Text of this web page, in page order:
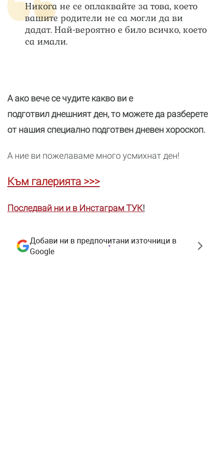
Никога не се оплаквайте за това, което
вашите родители не са могли да ви
дадат. Най-вероятно е било всичко, което
са имали.
А ако вече се чудите какво ви е
подготвил днешният ден, то можете да разберете
от нашия специално подготвен дневен хороскоп.
А ние ви пожелаваме много усмихнат ден!
Към галерията >>>
Последвай ни и в Инстаграм ТУК!
Добави ни в предпочитани източници в
Google